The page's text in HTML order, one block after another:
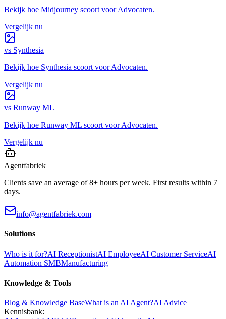
Bekijk hoe Midjourney scoort voorAdvocaten.
Vergelijk nu
vs Synthesia
Bekijk hoe Synthesia scoort voorAdvocaten.
Vergelijk nu
vs Runway ML
Bekijk hoe Runway ML scoort voorAdvocaten.
Vergelijk nu
Agentfabriek
Clients save an average of 8+ hours per week. First results within 7
days.
info@agentfabriek.com
Solutions
Who is it for?AI ReceptionistAI EmployeeAI Customer ServiceAI
Automation SMBManufacturing
Knowledge & Tools
Blog & Knowledge BaseWhat is an AI Agent?AI Advice
Kennisbank: